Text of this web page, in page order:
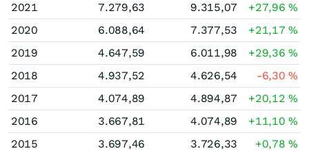
2021
7.279,63 9.315,07 +27,96%
2020
6.088,64 7.377,53 +21,17%
2019
4.647,59 6.011,98 +29,36%
2018
4.937,52 4.626,54 -6,30%
2017
4.074,89 4.894,87 +20,12%
2016
3.667,81 4.074,89 +11,10%
2015
3.697,46 3.726,33 +0,78%